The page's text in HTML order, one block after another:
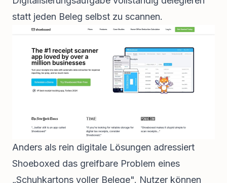
statt jeden Beleg selbst zu scannen.
Anders als rein digitale Lösungen adressiert
Shoeboxed das greifbare Problem eines
„Schuhkartons voller Belege". Nutzer können